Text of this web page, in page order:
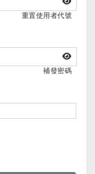
重置使用者代號
補發密碼